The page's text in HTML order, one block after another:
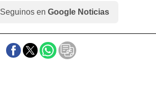
Seguinos en Google Noticias